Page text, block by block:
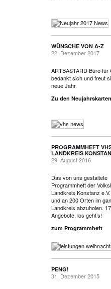
WÜNSCHE VON A-Z
22. Dezember 2017
ARTBASTARD Büro für
bedankt sich und freut
neue Jahr.
Zu den Neujahrskarten
PROGRAMMHEFT
LANDKREIS
29. August 2016
Das von uns gestaltete
Programmheft der
Landkreis Konstanz
und an 200 Orten im
Landkreis abzuholen.
Angebote, los geht’s!
zum Programmheft
PENG!
31. Dezember 2015